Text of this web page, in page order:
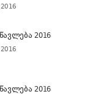
2016
2016